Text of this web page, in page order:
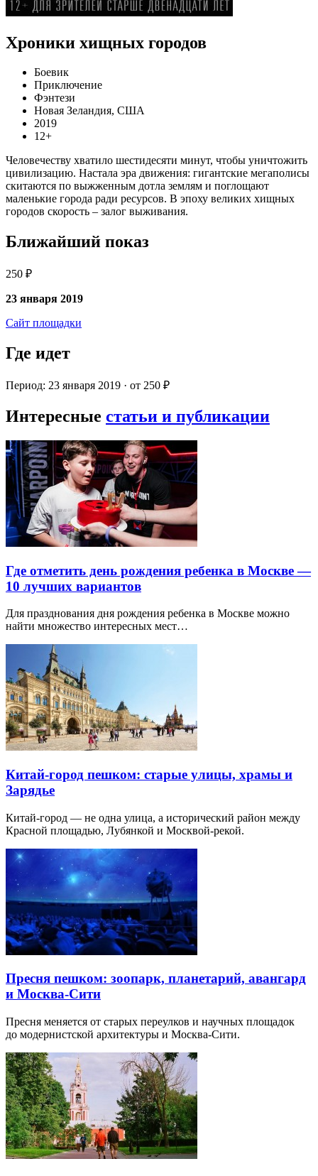
Хроники хищных городов
Боевик
Приключение
Фэнтези
Новая Зеландия, США
2019
12+
Человечеству хватило шестидесяти минут, чтобы уничтожить
цивилизацию. Настала эра движения: гигантские мегаполисы
скитаются по выжженным дотла землям и поглощают
маленькие города ради ресурсов. В эпоху великих хищных
городов скорость – залог выживания.
Ближайший показ
250 ₽
23 января 2019
Сайт площадки
Где идет
Период: 23 января 2019 · от 250 ₽
Интересные статьи и публикации
Где отметить день рождения ребенка в Москве —
10 лучших вариантов
Для празднования дня рождения ребенка в Москве можно
найти множество интересных мест…
Китай-город пешком: старые улицы, храмы и
Зарядье
Китай-город — не одна улица, а исторический район между
Красной площадью, Лубянкой и Москвой-рекой.
Пресня пешком: зоопарк, планетарий, авангард
и Москва-Сити
Пресня меняется от старых переулков и научных площадок
до модернистской архитектуры и Москва-Сити.